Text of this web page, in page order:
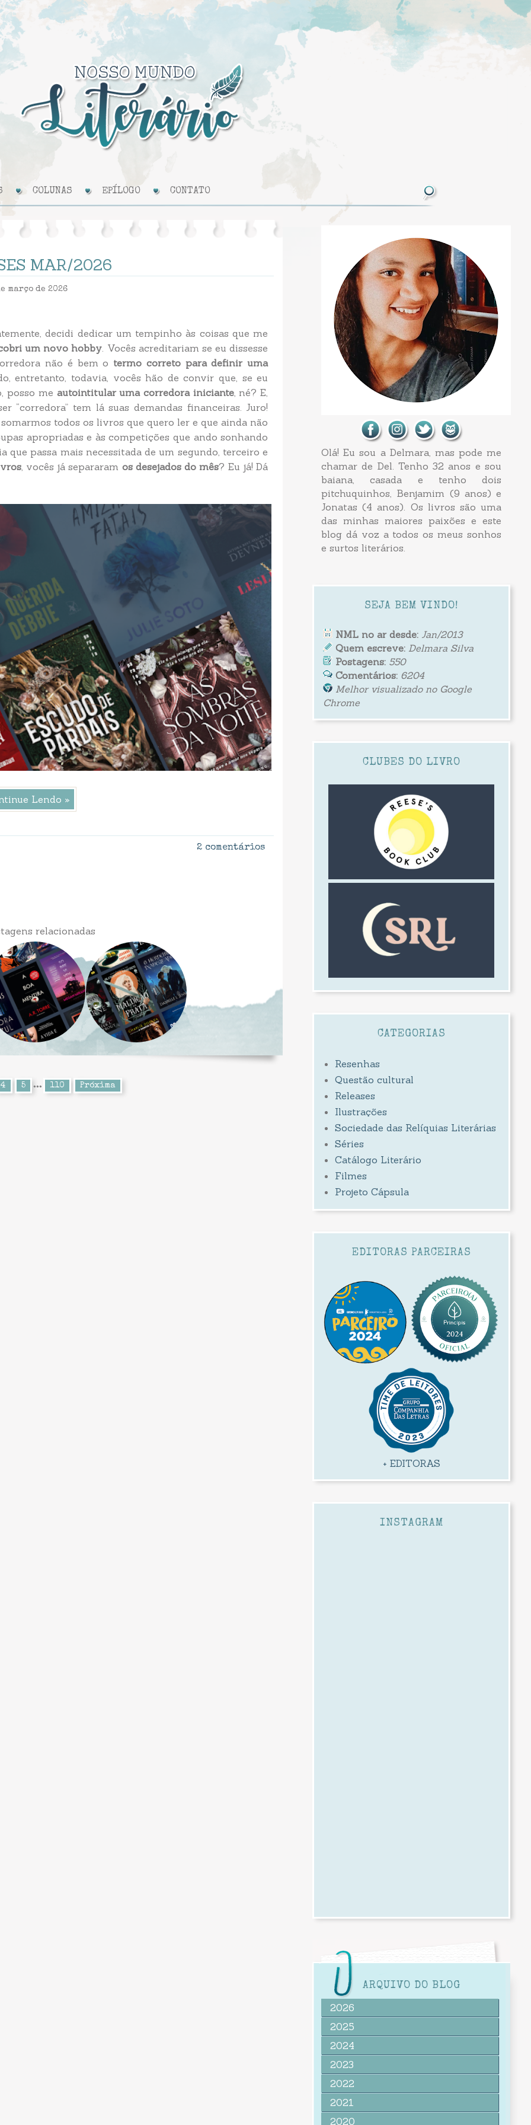
COLUNAS EPÍLOGO CONTATO
MAR/2026
março de 2026
decidi dedicar um tempinho às coisas que me
um novo hobby. Vocês acreditariam se eu dissesse
não é bem o termo correto para definir uma
entretanto, todavia, vocês hão de convir que, se eu
posso me autointitular uma corredora iniciante, né? E,
“corredora” tem lá suas demandas financeiras. Juro!
somarmos todos os livros que quero ler e que ainda não
apropriadas e às competições que ando sonhando
que passa mais necessitada de um segundo, terceiro e
, vocês já separaram os desejados do mês? Eu já! Dá
Lendo »
2 comentários
relacionadas
4 5 ... 110 Próxima
Olá! Eu sou a Delmara, mas pode me
chamar de Del. Tenho 32 anos e sou
baiana, casada e tenho dois
pitchuquinhos, Benjamim (9 anos) e
Jonatas (4 anos). Os livros são uma
das minhas maiores paixões e este
blog dá voz a todos os meus sonhos
e surtos literários.
SEJA BEM VINDO!
NML no ar desde: Jan/2013
Quem escreve: Delmara Silva
Postagens: 550
Comentários: 6204
Melhor visualizado no Google
Chrome
CLUBES DO LIVRO
CATEGORIAS
Resenhas
Questão cultural
Releases
Ilustrações
Sociedade das Relíquias Literárias
Séries
Catálogo Literário
Filmes
Projeto Cápsula
EDITORAS PARCEIRAS
+ EDITORAS
INSTAGRAM
ARQUIVO DO BLOG
2026
2025
2024
2023
2022
2021
2020